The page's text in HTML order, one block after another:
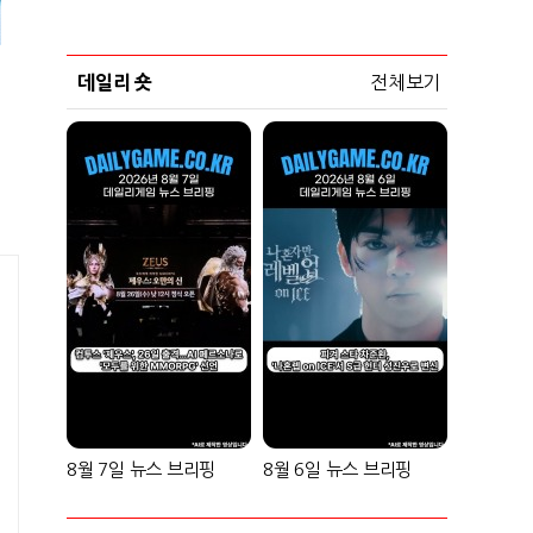
데일리 숏 전체보기
8월 7일 뉴스 브리핑 8월 6일 뉴스 브리핑